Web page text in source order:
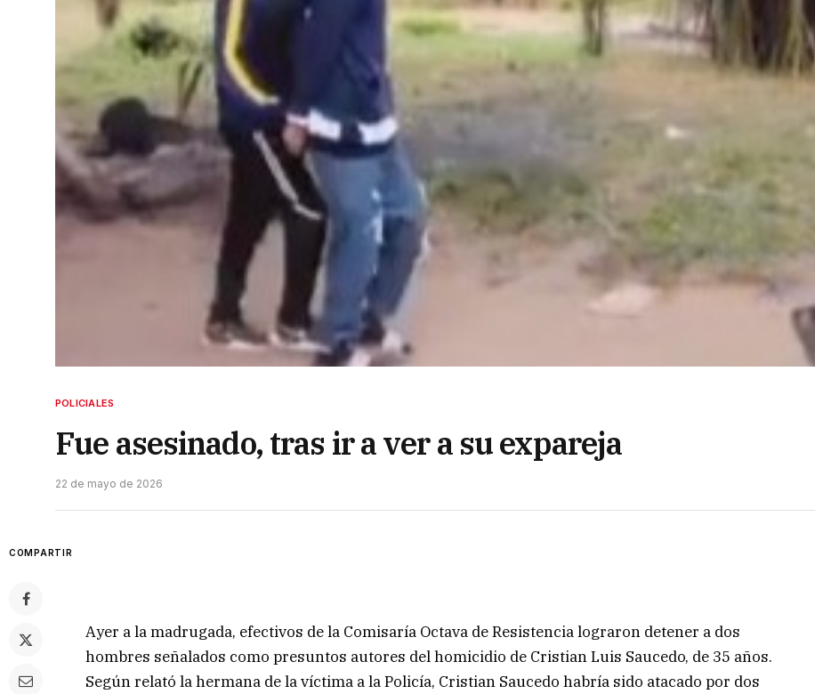
POLICIALES
Fue asesinado, tras ir a ver a su expareja
22 de mayo de 2026
COMPARTIR
Ayer a la madrugada, efectivos de la Comisaría Octava de Resistencia lograron detener a dos
hombres señalados como presuntos autores del homicidio de Cristian Luis Saucedo, de 35 años.
Según relató la hermana de la víctima a la Policía, Cristian Saucedo habría sido atacado por dos